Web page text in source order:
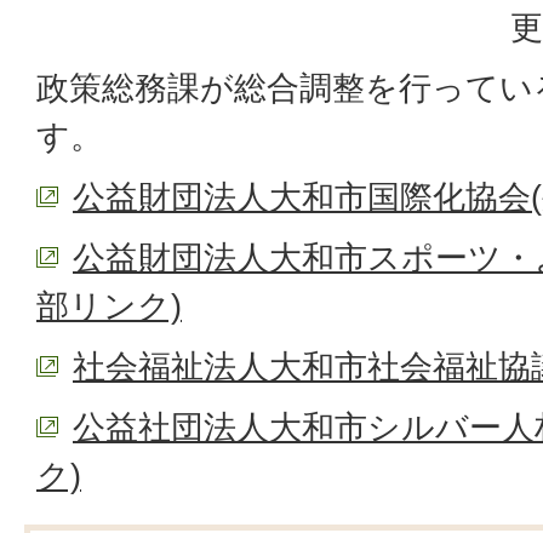
政策総務課が総合調整を行って
す。
公益財団法人大和市国際化協
公益財団法人大和市スポーツ
部リンク)
社会福祉法人大和市社会福祉
公益社団法人大和市シルバー
ク)